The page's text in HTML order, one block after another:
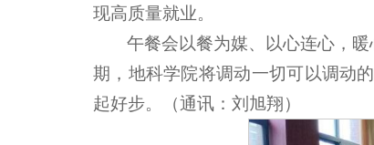
现高质量就业。
午餐会以餐为媒、以心连心，
期，地科学院将调动一切可以调动
起好步。（通讯：刘旭翔）